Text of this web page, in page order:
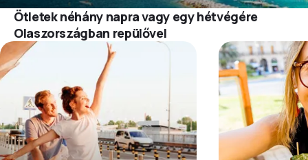
Ötletek néhány napra vagy egy hétvégére
Olaszországban repülővel